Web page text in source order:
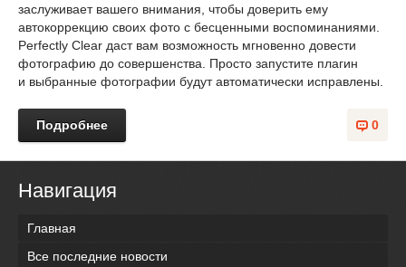
заслуживает вашего внимания, чтобы доверить ему
автокоррекцию своих фото с бесценными воспоминаниями.
Perfectly Clear даст вам возможность мгновенно довести
фотографию до совершенства. Просто запустите плагин
и выбранные фотографии будут автоматически исправлены.
0
Подробнее
Навигация
Главная
Все последние новости